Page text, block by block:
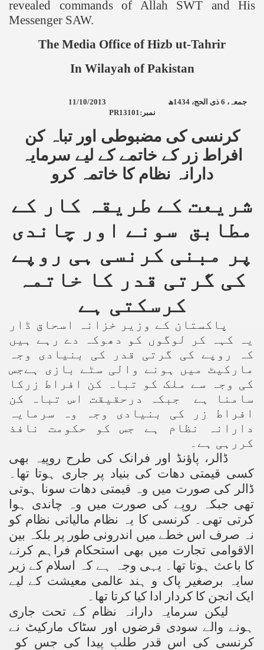
revealed commands of Allah SWT and His
Messenger SAW.
The Media Office of Hizb ut-Tahrir
In Wilayah ofPakistan
جمعہ، 6 ذی الحج، 1434ھ
11/10/2013
نمبر PR13101:
کرنسی کی مضبوطی اور تباہ کن
افراط زر کے خاتمے کے لیے سرمایہ
دارانہ نظام کا خاتمہ کرو
شریعت کے طریقہ کار کے
مطابق سونے اور چاندی
پر مبنی کرنسی ہی روپے
کی گرتی قدر کا خاتمہ
کرسکتی ہے
پاکستان کے وزیر خزانہ اسحاق ڈار
یہ کہہ کر لوگوں کو دھوکہ دے رہے ہیں
کہ روپے کی گرتی قدر کی بنیادی وجہ
مارکیٹ میں ہونے والی سٹے بازی ہےجس
کی وجہ سے ملک کو تباہ کن افراط زرکا
سامنا ہے جبکہ درحقیقت اس تباہ کن
افراط زر کی بنیادی وجہ وہ سرمایہ
دارانہ نظام ہے جس کو حکومت نافذ
کررہی ہے۔
ڈالر، پاؤنڈ اور فرانک کی طرح روپیہ بھی
کسی قیمتی دھات کی بنیاد پر جاری ہوتا تھا۔
ڈالر کی صورت میں وہ قیمتی دھات سونا ہوتی
تھی جبکہ روپے کی صورت میں وہ چاندی ہوا
کرتی تھی۔ کرنسی کا یہ نظام مالیاتی نظام کو
نہ صرف اس خطے میں اندرونی طور پر بلکہ بین
الاقوامی تجارت میں بھی استحکام فراہم کرنے
کا باعث ہوتا تھا۔ یہی وجہ ہے کہ اسلام کے زیر
سایہ برصغیر پاک و ہند عالمی معیشت کے لیے
ایک انجن کا کردار ادا کیا کرتا تھا۔
لیکن سرمایہ دارانہ نظام کے تحت جاری
ہونے والے سودی قرضوں اور سٹاک مارکیٹ نے
کرنسی کی اس قدر طلب پیدا کی جس کو